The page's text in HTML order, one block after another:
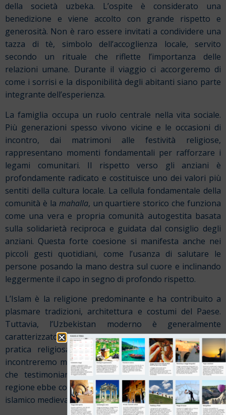
della società uzbeka. L’ospite è considerato una
benedizione e viene accolto con grande rispetto e
generosità. Non è raro essere invitati a condividere una
tazza di tè, simbolo dell’accoglienza locale, servito
secondo un rituale che riflette l’importanza delle
relazioni umane. Durante il viaggio ci accorgeremo di
come i sorrisi e la disponibilità degli abitanti siano parte
integrante dell’esperienza.
La famiglia occupa un ruolo centrale nella vita sociale.
Più generazioni spesso vivono vicine e le occasioni di
incontro, dai matrimoni alle festività religiose,
rappresentano momenti fondamentali per rafforzare i
legami comunitari. Il rispetto verso gli anziani è
profondamente radicato e costituisce uno dei valori più
sentiti della cultura locale. La cellula fondamentale della
comunità è la mahalla, un quartiere storico che funziona
come una vera e propria comunità autogestita basata
sulla solidarietà reciproca e guidata dal consiglio degli
anziani. Questa forte coesione si manifesta anche nei
piccoli gesti quotidiani, come l’usanza di salutare le
persone posando la mano destra sul cuore e inclinando
leggermente il capo in segno di profondo rispetto.
L’Islam è la religione predominante e ha contribuito a
plasmare tradizioni, architettura e costumi del Paese.
Tuttavia, l’Uzbekistan moderno è generalmente
caratterizzato da un approccio moderato e tollerante alla
pratica religiosa. Passeggiando tra le città storiche,
incontreremo magnifiche moschee, madrase e mausolei
che testimoniano il ruolo fondamentale che questa
regione ebbe come centro di cultura e sapere nel mondo
islamico medievale.